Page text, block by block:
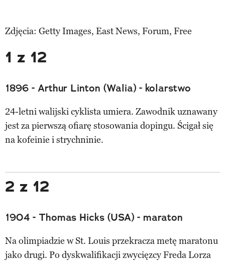
Zdjęcia: Getty Images, East News, Forum, Free
1 z 12
1896 - Arthur Linton (Walia) - kolarstwo
24-letni walijski cyklista umiera. Zawodnik uznawany
jest za pierwszą ofiarę stosowania dopingu. Ścigał się
na kofeinie i strychninie.
2 z 12
1904 - Thomas Hicks (USA) - maraton
Na olimpiadzie w St. Louis przekracza metę maratonu
jako drugi. Po dyskwalifikacji zwycięzcy Freda Lorza